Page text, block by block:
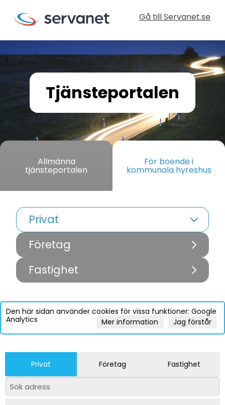
Gå till Servanet.se
Tjänsteportalen
Allmänna
tjänsteportalen
För boende i
kommunala hyreshus
Privat
Företag
Fastighet
Den här sidan använder cookies för vissa funktioner: Google
Analytics
Jag förstår
Mer information
Privat Företag Fastighet